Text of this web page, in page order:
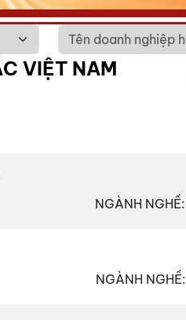
VIỆT NAM
NGÀNH NGHỀ:
NGÀNH NGHỀ: